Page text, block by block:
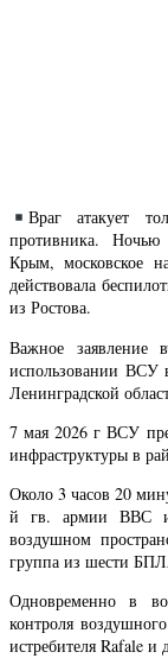
Враг атакует
противника.
Крым, московское
действовала
из Ростова.
Важное заявление
использовании ВСУ
Ленинградской
7 мая 2026 г ВСУ
инфраструктуры в
Около 3 часов 20
й гв. армии ВВС и
воздушном
группа из шести
Одновременно в
контроля
истребителя Rafale и